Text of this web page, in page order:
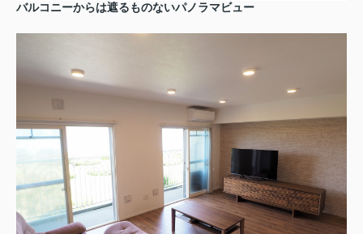
バルコニーからは遮るものないパノラマビュー